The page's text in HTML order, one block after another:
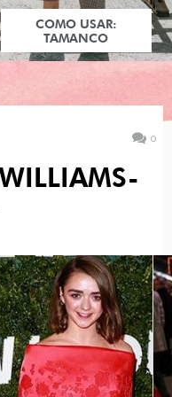
COMO USAR:
TAMANCO
0